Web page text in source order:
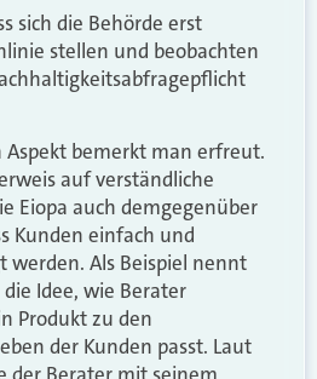
sich die Behörde erst
stellen und beobachten
bemerkt man erfreut.
auf verständliche
Eiopa auch demgegenüber
Kunden einfach und
werden. Als Beispiel nennt
Idee, wie Berater
Produkt zu den
der Kunden passt. Laut